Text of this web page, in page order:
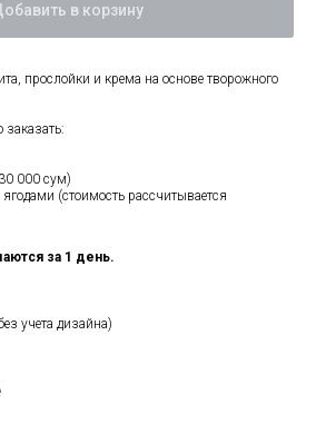
в корзину
прослойки и крема на основе творожного
000 сум)
(стоимость рассчитывается
за 1 день.
учета дизайна)